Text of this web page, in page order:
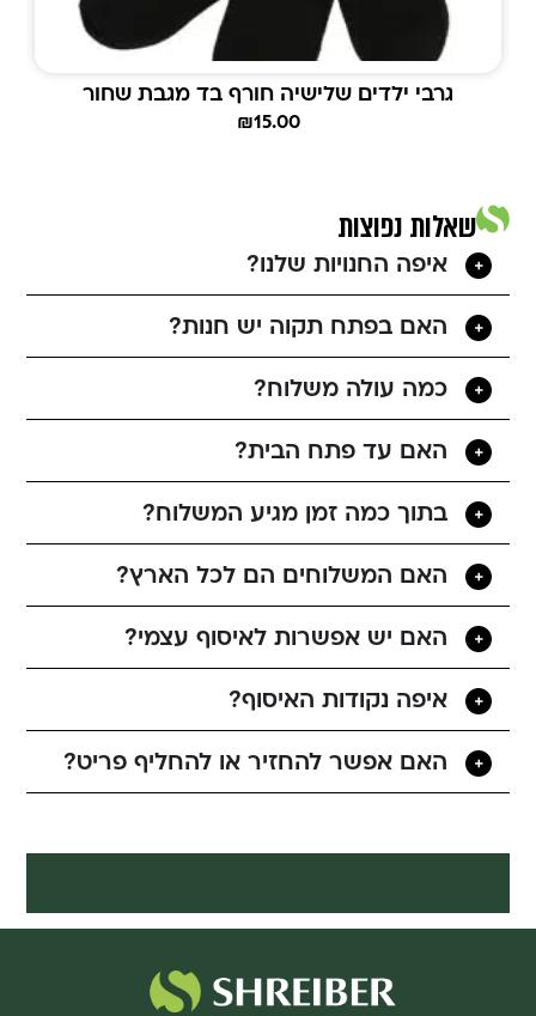
גרבי ילדים שלישיה חורף בד מגבת שחור
₪15.00
שאלות נפוצות
איפה החנויות שלנו?
האם בפתח תקוה יש חנות?
כמה עולה משלוח?
האם עד פתח הבית?
בתוך כמה זמן מגיע המשלוח?
האם המשלוחים הם לכל הארץ?
האם יש אפשרות לאיסוף עצמי?
איפה נקודות האיסוף?
האם אפשר להחזיר או להחליף פריט?